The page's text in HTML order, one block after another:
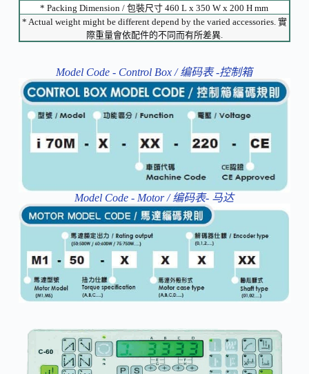
* Packing Dimension / 包裝尺寸 460 L x 350 W x 200 H mm
* Actual weight might be different depend by the varied accessories. 實
際重量會依配件的不同而有所差異.
Model Code - Control Box / 编码表 -控制箱
Model Code - Motor / 编码表- 马达